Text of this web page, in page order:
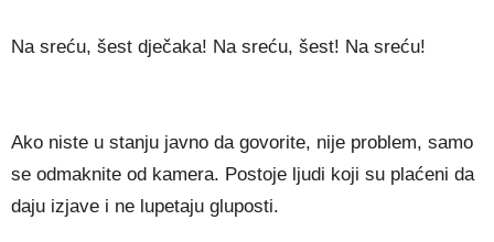
Na sreću, šest dječaka! Na sreću, šest! Na sreću!
Ako niste u stanju javno da govorite, nije problem, samo
se odmaknite od kamera. Postoje ljudi koji su plaćeni da
daju izjave i ne lupetaju gluposti.